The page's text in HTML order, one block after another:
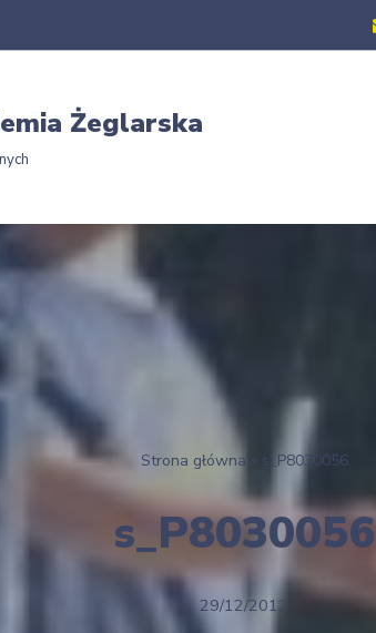
Żeglarska
Strona główna » s_P8030056
s_P8030056
29/12/2012